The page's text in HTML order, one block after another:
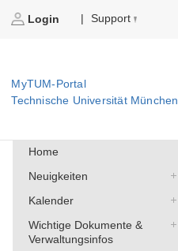
Login | Support
MyTUM-Portal
Technische Universität München
Home
Neuigkeiten
Kalender
Wichtige Dokumente &
Verwaltungsinfos